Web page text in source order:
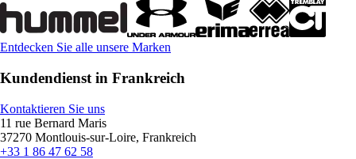
Entdecken Sie alle unsere Marken
Kundendienst in Frankreich
Kontaktieren Sie uns
11 rue Bernard Maris
37270 Montlouis-sur-Loire, Frankreich
+33 1 86 47 62 58